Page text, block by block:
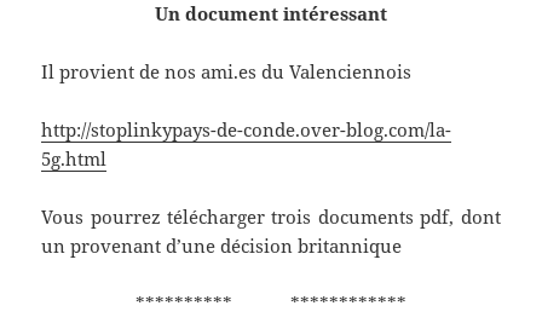
Un document intéressant
Il provient de nos ami.es du Valenciennois
http://stoplinkypays-de-conde.over-blog.com/la-
5g.html
Vous pourrez télécharger trois documents pdf, dont
un provenant d’une décision britannique
********** ************